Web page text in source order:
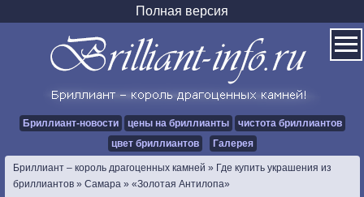
Полная версия
Бриллиант-новости цены на бриллианты
чистота бриллиантов
цвет бриллиантов
Галерея
Бриллиант – король драгоценных камней » Где купить украшения из
бриллиантов » Самара » «Золотая Антилопа»